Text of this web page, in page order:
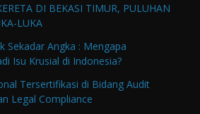
DI BEKASI TIMUR, PULUHAN
LUKA
Sekadar Angka : Mengapa
Isu Krusial di Indonesia?
Tersertifikasi di Bidang Audit
Legal Compliance